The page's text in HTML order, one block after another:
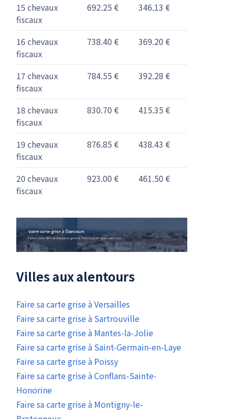
15 chevaux
fiscaux
692.25 € 346.13 €
16 chevaux
fiscaux
738.40 € 369.20 €
17 chevaux
fiscaux
784.55 € 392.28 €
18 chevaux
fiscaux
830.70 € 415.35 €
19 chevaux
fiscaux
876.85 € 438.43 €
20 chevaux
fiscaux
923.00 € 461.50 €
Villes aux alentours
Faire sa carte grise à Versailles
Faire sa carte grise à Sartrouville
Faire sa carte grise à Mantes-la-Jolie
Faire sa carte grise à Saint-Germain-en-Laye
Faire sa carte grise à Poissy
Faire sa carte grise à Conflans-Sainte-
Honorine
Faire sa carte grise à Montigny-le-